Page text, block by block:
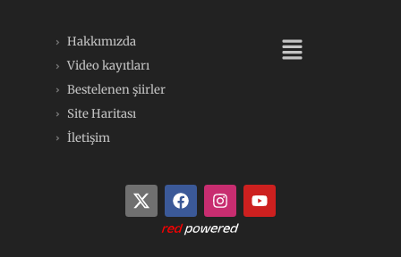
Hakkımızda
Video kayıtları
Bestelenen şiirler
Site Haritası
İletişim
Menü
F
a
c
e
I
n
s
t
Y
o
u